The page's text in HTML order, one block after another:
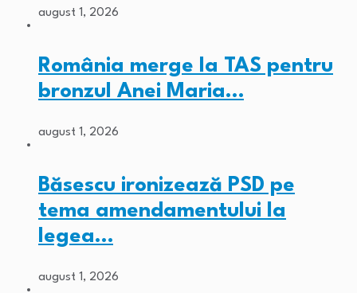
august 1, 2026
România merge la TAS pentru
bronzul Anei Maria…
august 1, 2026
Băsescu ironizează PSD pe
tema amendamentului la
legea…
august 1, 2026